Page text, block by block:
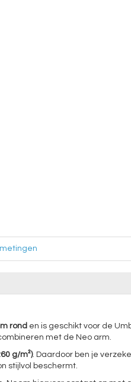
rond en is geschikt voor de
met de Neo arm.
g/m²). Daardoor ben je
stijlvol beschermt.